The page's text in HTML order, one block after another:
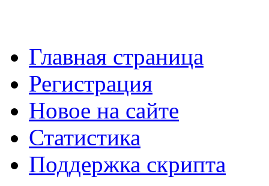
Главная страница
Регистрация
Новое на сайте
Статистика
Поддержка скрипта